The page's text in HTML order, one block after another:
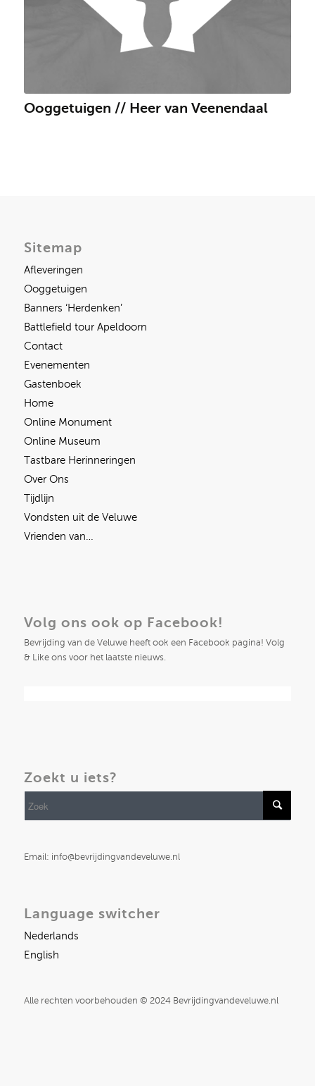
Ooggetuigen // Heer van Veenendaal
Sitemap
Afleveringen
Ooggetuigen
Banners ‘Herdenken’
Battlefield tour Apeldoorn
Contact
Evenementen
Gastenboek
Home
Online Monument
Online Museum
Tastbare Herinneringen
Over Ons
Tijdlijn
Vondsten uit de Veluwe
Vrienden van…
Volg ons ook op Facebook!
Bevrijding van de Veluwe heeft ook een Facebook pagina! Volg
& Like ons voor het laatste nieuws.
Zoekt u iets?
Email: info@bevrijdingvandeveluwe.nl
Language switcher
Nederlands
English
Alle rechten voorbehouden © 2024 Bevrijdingvandeveluwe.nl